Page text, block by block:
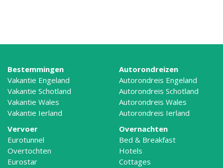
Bestemmingen
Vakantie Engeland
Vakantie Schotland
Vakantie Wales
Vakantie Ierland
Autorondreizen
Autorondreis Engeland
Autorondreis Schotland
Autorondreis Wales
Autorondreis Ierland
Vervoer
Eurotunnel
Overtochten
Eurostar
Overnachten
Bed & Breakfast
Hotels
Cottages